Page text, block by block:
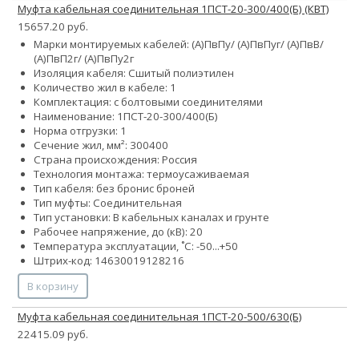
Муфта кабельная соединительная 1ПСТ-20-300/400(Б) (КВТ)
15657.20 руб.
Марки монтируемых кабелей: (А)ПвПу/ (А)ПвПуг/ (А)ПвВ/
(А)ПвП2г/ (А)ПвПу2г
Изоляция кабеля: Сшитый полиэтилен
Количество жил в кабеле: 1
Комплектация: с болтовыми соединителями
Наименование: 1ПСТ-20-300/400(Б)
Норма отгрузки: 1
Сечение жил, мм²: 300400
Страна происхождения: Россия
Технология монтажа: термоусаживаемая
Тип кабеля: без бронис броней
Тип муфты: Соединительная
Тип установки: В кабельных каналах и грунте
Рабочее напряжение, до (кВ): 20
Температура эксплуатации, ˚С: -50...+50
Штрих-код: 14630019128216
В корзину
Муфта кабельная соединительная 1ПСТ-20-500/630(Б)
22415.09 руб.